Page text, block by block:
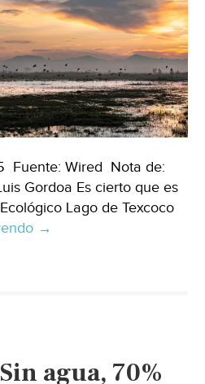
Fuente: Wired Nota de:
Gordoa Es cierto que es
Lago de Texcoco
Estado
al
→
agua, 70%